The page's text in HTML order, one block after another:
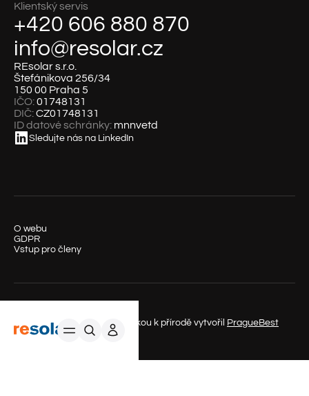
Klientský servis
+420 606 880 870
info@resolar.cz
REsolar s.r.o.
Štefánikova 256/34
150 00 Praha 5
IČO:01748131
DIČ:CZ01748131
ID datové schránky: mnnvetd
Sledujte nás na LinkedIn
© REsolar s.r.o. 2025 – S láskou k přírodě vytvořil PragueBest
O webu
GDPR
Vstup pro členy